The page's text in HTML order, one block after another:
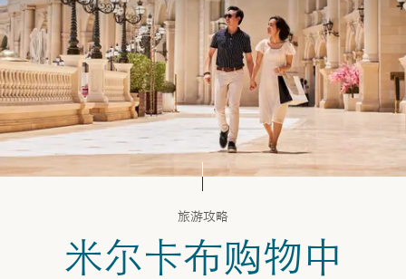
旅游攻略
米尔卡布购物中